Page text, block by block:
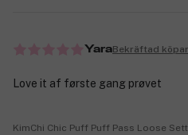
YaraBekräftad
Love it af første gang prøvet
KimChi Chic Puff Puff Pass Loose